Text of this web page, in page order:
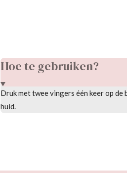
Hoe te gebruiken?
Druk met twee vingers één keer op
huid.